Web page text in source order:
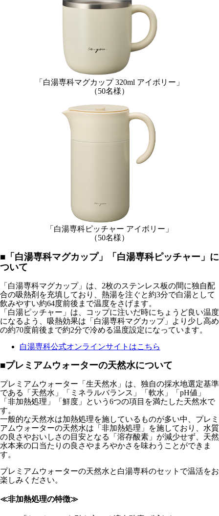
「白湯専科マグカップ 320ml アイボリー」
（50名様）
「白湯専科ピッチャー アイボリー」
（50名様）
■「白湯専科マグカップ」「白湯専科ピッチャー」に
ついて
「白湯専科マグカップ」は、2枚のステンレス板の間に独自配
合の吸熱剤を充填しており、熱湯を注ぐと約3分で白湯として
飲みやすい約64度前後まで温度をさげます。
「白湯ピッチャー」は、コップに注いだ時にちょうど良い温度
になるよう、吸熱効果は「白湯専科マグカップ」より少し高め
の約70度前後まで約2分で冷める温度設定になっています。
白湯専科公式オンラインサイトはこちら
■プレミアムウォーターの天然水について
プレミアムウォーター「生天然水」は、独自の採水地選定基準
である「天然水」「ミネラルバランス」「軟水」「pH値」
「非加熱処理」「鮮度」という6つの項目を満たした天然水で
す。
一般的な天然水は加熱処理を施しているものが多い中、プレミ
アムウォーターの天然水は「非加熱処理」を施しており、水質
の良さやおいしさの目安となる「溶存酸素」が減少せず、天然
水本来の口当たりの良さやまろやかさを味わうことができま
す。
プレミアムウォーターの天然水と白湯専科のセットで温活をお
楽しみください。
≪非加熱処理の特徴≫